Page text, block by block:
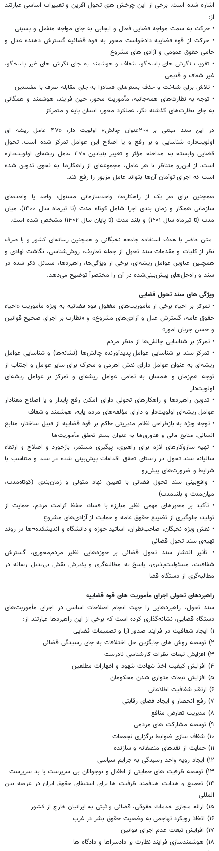
اشاره شده است. برخی از این چرخش های تحول آفرین و تغییرات اساسی عبارتند
از:
• حرکت به سمت مواجه قضایی فعال و ایجابی به جای مواجه منفعل و پسینی
• حرکت از قوه قضاییه دادخواست محور به قوه قضائیه گسترش دهنده عدل و
حامی حقوق عمومی و آزادی های مشروع
• تقویت نگرش های پاسخگو، شفاف و هوشمند به جای نگرش های غیر پاسخگو،
غیر شفاف و قدیمی
• تلاش برای شناخت و حذف بسترهای فسادزا به جای مقابله صرف با مفسدین
• توجه به نظارت‌های همه‌جانبه، مأموریت محور، حین فرایند، هوشمند و همگانی
به جای نظارت‌های گذشته نگر، عملکرد محور، انسان پایه و متمرکز
در این سند مبتنی بر «۲۰عنوان چالش» اولویت دار، «۴۷ عامل ریشه ای
اولویت‌دار» شناسایی و بر رفع و یا اصلاح این عوامل تمرکز شده است. تحول
قضایی وابسته به مداخله مؤثر و تغییر بنیادین «۴۷ عامل ریشه‌ای اولویت‌دار»
است. از این‌رو متناظر با هر عامل، مجموعه‌ای از راهکارها به نحوی تدوین شده
است که اجرای توأمان آن‌ها بتواند عامل مزبور را رفع کند.
همچنین برای هر یک از راهکارها، واحدسازمانی مسئول، واحد یا واحدهای
سازمانی همکار و زمان بندی اجرا شامل کوتاه مدت (تا تیرماه سال ۱۴۰۰)، میان
مدت (تا تیرماه سال ۱۴۰۱) و بلند مدت (تا پایان سال ۱۴۰۲) مشخص شده است.
متن حاضر با هدف استفاده جامعه نخبگانی و همچنین رسانه‌ای کشور و با صرف
نظر از کلیات و مقدمات سند تحول از جمله تعاریف، روش‌شناسی، نگاشت نهادی و
همچنین عناوین عوامل ریشه‌ای، برخی از ویژگی‌ها، راهبردها، مسائل ذکر شده در
سند و راه‌حل‌های پیش‌بینی‌شده در آن را مختصراً توضیح می‌دهد.
ویژگی های سند تحول قضایی
• تمرکز بر احیاء برخی از مأموریت‌های مغفول قوه قضائیه به ویژه مأموریت‌ «احیاء
حقوق عامه، گسترش عدل و آزادی‌های مشروع» و «نظارت بر اجرای صحیح قوانین
و حسن جریان امور»
• تمرکز بر شناسایی چالش‌ها از منظر مردم
• تمرکز سند بر شناسایی عوامل پدیدآورنده چالش‌ها (نشانه‌ها) و شناسایی عوامل
ریشه‌ای به عنوان عوامل دارای نقش اهرمی و محرک برای سایر عوامل و اجتناب از
توجه هم‌زمان و همسان به تمامی عوامل ریشه‌ای و تمرکز بر عوامل ریشه‌ای
اولویت‌دار
• تدوین راهبردها و راهکارهای تحولی دارای امکان رفع پایدار و یا اصلاح معنادار
عوامل ریشه‌ای اولویت‌دار و دارای مؤلفه‌های مردم پایه، هوشمند و شفاف
• توجه ویژه به بازطراحی نظام مدیریتی حاکم بر قوه قضاییه از قبیل ساختار، منابع
انسانی، منابع مالی و فناوری‌ها به عنوان بستر تحقق مأموریت‌ها
• تهیه سازوکارهای لازم برای راهبری، پیگیری مستمر، بازخورد و اصلاح و ارتقاء
سالیانه سند تحول در راستای تحقق اقدامات پیش‌بینی شده در سند و متناسب با
شرایط و ضرورت‌های پیش‌رو
• واقع‌بینی سند تحول قضائی با تعیین نهاد متولی و زمان‌بندی (کوتاه‌مدت،
میان‌مدت و بلندمدت)
• تأکید بر محورهای مهمی نظیر مبارزه با فساد، حفظ کرامت مردم، حمایت از
تولید، جلوگیری از تضییع حقوق عامه و حمایت از آزادی‌های مشروع
• نقش ویژه نخبگان، صاحب‌نظران، اساتید حوزه و دانشگاه و اندیشکده¬ها در روند
تهیه‌ی سند تحول قضائی
• تأثیر انتشار سند تحول قضائی بر حوزه‌هایی نظیر مردم‌محوری، گسترش
شفافیت، مسئولیت‌پذیری، پاسخ به مطالبه‌گری و پذیرش نقش بی‌بدیل رسانه در
مطالبه‌گری از دستگاه قضا
راهبردهای تحولی اجرای مأموریت های قوه قضاییه
سند تحول، راهبردهایی را جهت انجام اصلاحات اساسی در اجرای مأموریت‌های
دستگاه قضایی، نشانه‌گذاری کرده است که برخی از این راهبردها عبارتند از:
۱) ایجاد شفافیت در فرایند صدور آرا و تصمیمات قضایی
۲) توسعه روش های جایگزین حل اختلافات به جای رسیدگی قضائی
۳) افزایش تبعات نظرات کارشناسی نادرست
۴) افزایش کیفیت اخذ شهادت شهود و اظهارات مطلعین
۵) افزایش تبعات متواری شدن محکومان
۶) ارتقاء شفافیت اطلاعاتی
۷) رفع انحصار و ایجاد فضای رقابتی
۸) مدیریت تعارض منافع
۹) توسعه مشارکت های مردمی
۱۰) شفاف سازی ضوابط برگزاری تجمعات
۱۱) حمایت از نقدهای منصفانه و سازنده
۱۲) ایجاد رویه واحد رسیدگی به جرایم سیاسی
۱۳) توسعه ظرفیت های حمایتی از اطفال و نوجوانان بی سرپرست یا بد سرپرست
۱۴) تجمیع و هدایت هدفمند ظرفیت ها برای استیفای حقوق ایران در عرصه بین
المللی
۱۵) ارائه مجازی خدمات حقوقی، قضائی و ثبتی به ایرانیان خارج از کشور
۱۶) اتخاذ رویکرد تهاجمی به وضعیت حقوق بشر در غرب
۱۷) افزایش تبعات عدم اجرای قوانین
۱۸) هوشمندسازی فرایند نظارت بر دادسراها و دادگاه ها